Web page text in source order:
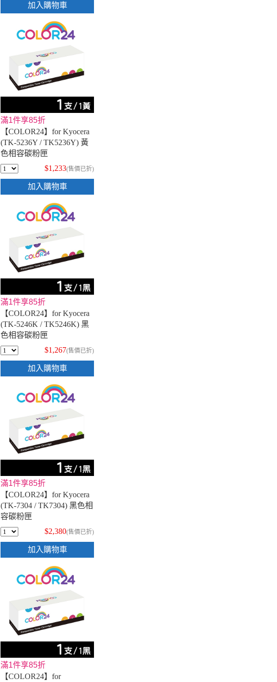
加入購物車
滿1件享85折
【COLOR24】for Kyocera
(TK-5236Y / TK5236Y) 黃
色相容碳粉匣
$1,233(售價已折)
加入購物車
滿1件享85折
【COLOR24】for Kyocera
(TK-5246K / TK5246K) 黑
色相容碳粉匣
$1,267(售價已折)
加入購物車
滿1件享85折
【COLOR24】for Kyocera
(TK-7304 / TK7304) 黑色相
容碳粉匣
$2,380(售價已折)
加入購物車
滿1件享85折
【COLOR24】for